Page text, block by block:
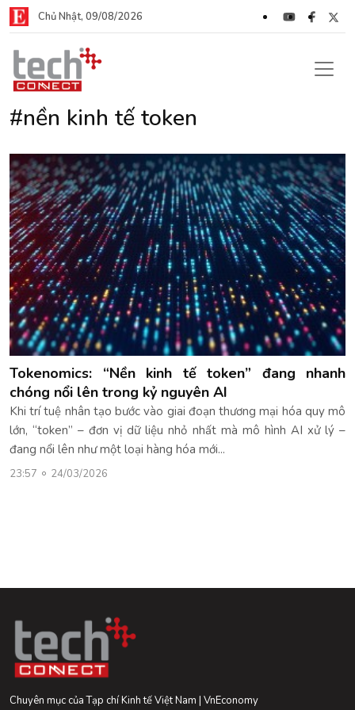
Chủ Nhật, 09/08/2026
#nền kinh tế token
Tokenomics: “Nền kinh tế token” đang nhanh
chóng nổi lên trong kỷ nguyên AI
Khi trí tuệ nhân tạo bước vào giai đoạn thương mại hóa quy mô
lớn, “token” – đơn vị dữ liệu nhỏ nhất mà mô hình AI xử lý –
đang nổi lên như một loại hàng hóa mới...
23:57 24/03/2026
Chuyên mục của Tạp chí Kinh tế Việt Nam | VnEconomy